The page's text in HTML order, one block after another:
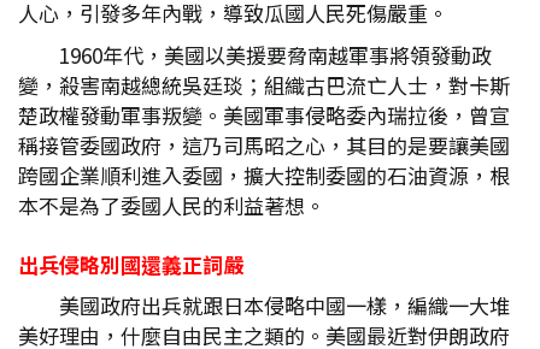
人心，引發多年內戰，導致瓜國人民死傷嚴重。
1960年代，美國以美援要脅南越軍事將領發動政
變，殺害南越總統吳廷琰；組織古巴流亡人士，對卡斯
楚政權發動軍事叛變。美國軍事侵略委內瑞拉後，曾宣
稱接管委國政府，這乃司馬昭之心，其目的是要讓美國
跨國企業順利進入委國，擴大控制委國的石油資源，根
本不是為了委國人民的利益著想。
出兵侵略別國還義正詞嚴
美國政府出兵就跟日本侵略中國一樣，編織一大堆
美好理由，什麼自由民主之類的。美國最近對伊朗政府